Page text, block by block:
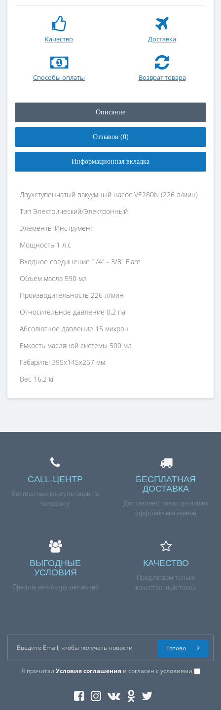
Качество Доставка
Способы оплаты Возврат товара
Описание
Отзывов (0)
Информационная вкладка
Двухступенчатый вакуумный насос VE280N (226 л/мин)
Тип Электрический/Электронный
Элементы Инструмент
Мощность 1 л.с
Входное соединение 1/4" - 3/8" Flare
Объем масла 590 мл
Производительность 226 л/мин
Относительное давление 0,2 па
Абсолютное давление 15 микрон
Емкость масляной системы 500 мл
Габариты 395х145х257 мм
Вес 16.2 кг
Если вы хотите купить «Вакуумный насос VE280N (226л/
менеджерам по номеру телефона +7 (960) 579-09-09.
CALL-ЦЕНТР
Бесплатные консультации по
телефону
БЕСПЛАТНАЯ
ДОСТАВКА
Доставляем товар до наших
оффлайн магазинов
ВЫГОДНЫЕ
УСЛОВИЯ
Предлагаем сотрудничество
КАЧЕСТВО
Предлагаем только
качественный товар
Я прочитал Условия соглашенияи согласен с условиями
Готово